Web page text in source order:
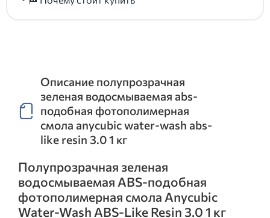
Описание полупрозрачная
зеленая водосмываемая abs-
подобная фотополимерная
смола anycubic water-wash abs-
like resin 3.0 1 кг
Полупрозрачная зеленая
водосмываемая ABS-подобная
фотополимерная смола Anycubic
Water-Wash ABS-Like Resin 3.0 1 кг